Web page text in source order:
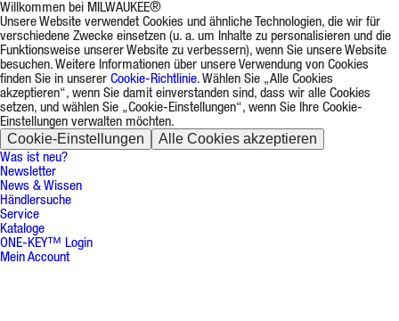
Willkommen bei MILWAUKEE®
Unsere Website verwendet Cookies und ähnliche Technologien, die wir für
verschiedene Zwecke einsetzen (u. a. um Inhalte zu personalisieren und die
Funktionsweise unserer Website zu verbessern), wenn Sie unsere Website
besuchen. Weitere Informationen über unsere Verwendung von Cookies
finden Sie in unserer Cookie-Richtlinie. Wählen Sie „Alle Cookies
akzeptieren“, wenn Sie damit einverstanden sind, dass wir alle Cookies
setzen, und wählen Sie „Cookie-Einstellungen“, wenn Sie Ihre Cookie-
Einstellungen verwalten möchten.
Cookie-Einstellungen Alle Cookies akzeptieren
Was ist neu?
Newsletter
News & Wissen
Händlersuche
Service
Kataloge
ONE-KEY™ Login
Mein Account